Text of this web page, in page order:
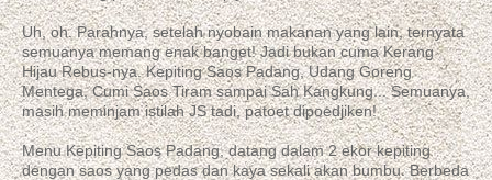
Uh, oh. Parahnya, setelah nyobain makanan yang lain, ternyata
semuanya memang enak banget! Jadi bukan cuma Kerang
Hijau Rebus-nya. Kepiting Saos Padang, Udang Goreng
Mentega, Cumi Saos Tiram sampai Sah Kangkung... Semuanya,
masih meminjam istilah JS tadi, patoet dipoedjiken!
Menu Kepiting Saos Padang, datang dalam 2 ekor kepiting
dengan saos yang pedas dan kaya sekali akan bumbu. Berbeda